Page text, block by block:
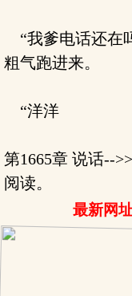
“我爹电话还
粗气跑进来。
“洋洋
第1665章 说话--
阅读。
最新网